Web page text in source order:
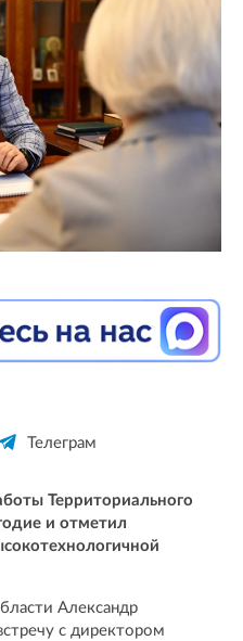
Телеграм
Территориального
и отметил
Александр
с директором